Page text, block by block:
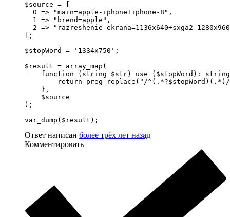
$source = [
  0 => "main=apple-iphone+iphone-8",
  1 => "brend=apple",
2 => "razreshenie-ekrana=1136x640+sxga2-
];
$stopWord = '1334x750';
$result = array_map(
function (string $str) use ($stopWord):
return preg_replace("/
    },
    $source
);
var_dump($result);
Ответ написан более трёх лет назад
Комментировать